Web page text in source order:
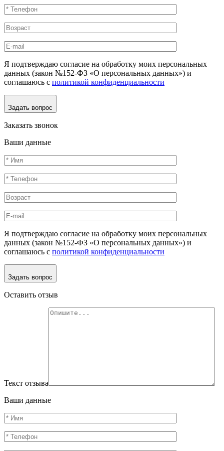
Я подтверждаю согласие на обработку моих персональных
данных (закон №152-ФЗ «О персональных данных») и
соглашаюсь с политикой конфиденциальности
Задать вопрос
Заказать звонок
Ваши данные
Я подтверждаю согласие на обработку моих персональных
данных (закон №152-ФЗ «О персональных данных») и
соглашаюсь с политикой конфиденциальности
Задать вопрос
Оставить отзыв
Текст отзыва
Ваши данные